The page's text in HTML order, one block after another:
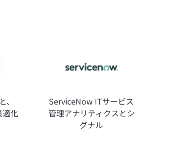
化
ServiceNow ITサービス
管理アナリティクスとシ
グナル